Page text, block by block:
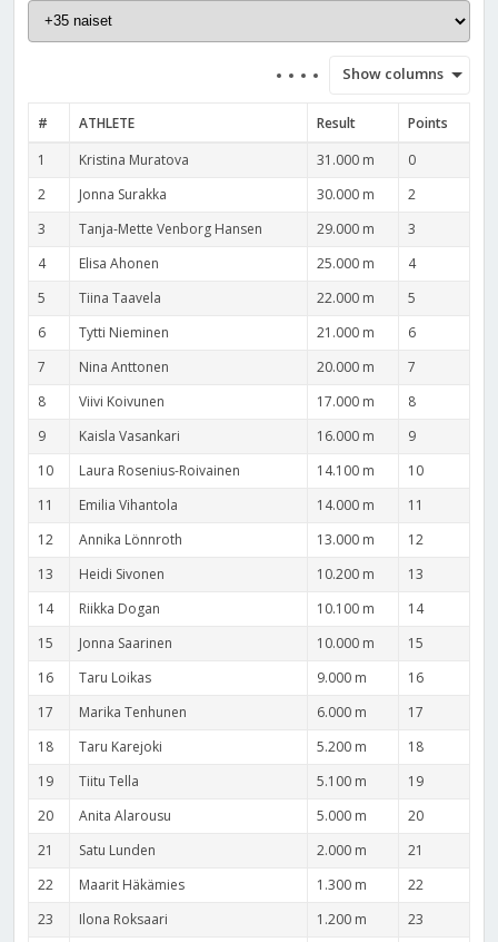
Show columns
# ATHLETE Result
Points
1
Kristina Muratova 31.000 m
0
2
Jonna Surakka 30.000 m
2
3
Tanja-Mette Venborg Hansen 29.000 m
3
4
Elisa Ahonen 25.000 m
4
5
Tiina Taavela 22.000 m
5
6
Tytti Nieminen 21.000 m
6
7
Nina Anttonen 20.000 m
7
8
Viivi Koivunen 17.000 m
8
9
Kaisla Vasankari 16.000 m
9
10
Laura Rosenius-Roivainen 14.100 m
10
11
Emilia Vihantola 14.000 m
11
12
Annika Lönnroth 13.000 m
12
13
Heidi Sivonen 10.200 m
13
14
Riikka Dogan 10.100 m
14
15
Jonna Saarinen 10.000 m
15
16
Taru Loikas 9.000 m
16
17
Marika Tenhunen 6.000 m
17
18
Taru Karejoki 5.200 m
18
19
Tiitu Tella 5.100 m
19
20
Anita Alarousu 5.000 m
20
21
Satu Lunden 2.000 m
21
22
Maarit Häkämies 1.300 m
22
23
Ilona Roksaari 1.200 m
23